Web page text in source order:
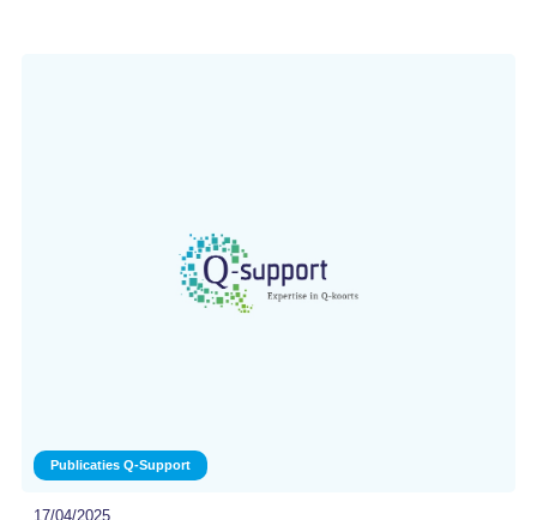
Publicaties Q-Support
17/04/2025